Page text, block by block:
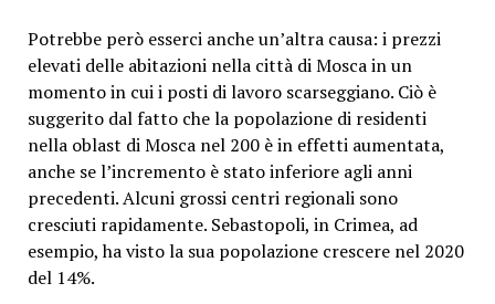
Potrebbe però esserci anche un’altra causa: i prezzi
elevati delle abitazioni nella città di Mosca in un
momento in cui i posti di lavoro scarseggiano. Ciò è
suggerito dal fatto che la popolazione di residenti
nella oblast di Mosca nel 200 è in effetti aumentata,
anche se l’incremento è stato inferiore agli anni
precedenti. Alcuni grossi centri regionali sono
cresciuti rapidamente. Sebastopoli, in Crimea, ad
esempio, ha visto la sua popolazione crescere nel 2020
del 14%.